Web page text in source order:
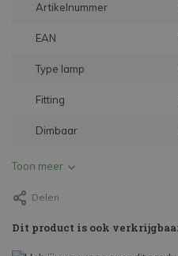
Artikelnummer
EAN
Type lamp
Fitting
Dimbaar
Toon meer
Delen
Dit product is ook